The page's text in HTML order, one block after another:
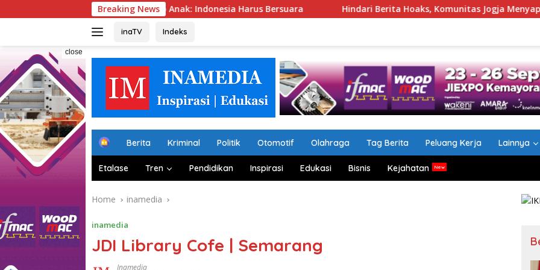
to
Breaking News
Kekerasan Terhadap Anak: Indonesia Harus Bersuara Hindari Berita Hoaks, Komunitas Jogja Menyapa Ajak
inaTV Indeks
close
H
m
e
Berita Kriminal Politik Otomotif Olahraga Tag Berita Peluang Kerja Lainnya
Etalase Tren Pendidikan Inspirasi Edukasi Bisnis Kejahatan
Home inamedia
inamedia
JDI Library Cofe | Semarang
Inamedia